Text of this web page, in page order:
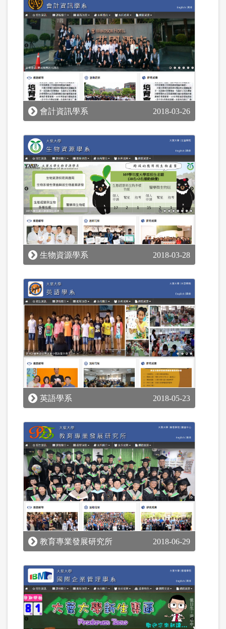
會計資訊學系 2018-03-26
生物資源學系 2018-03-28
英語學系 2018-05-23
教育專業發展研究所 2018-06-29